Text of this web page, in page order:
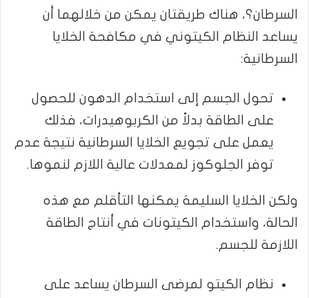
السرطان؟، هناك طريقتان يمكن من خلالهما أن
يساعد النظام الكيتوني في مكافحة الخلايا
السرطانية:
تحول الجسم إلى استخدام الدهون للحصول
على الطاقة بدلاً من الكربوهيدرات، فذلك
يعمل على تجويع الخلايا السرطانية نتيجة عدم
توفر الجلوكوز لمعدلات عالية اللازم لنموها.
ولكن الخلايا السليمة يمكنها التأقلم مع هذه
الحالة، واستخدام الكيتونات في أنتاج الطاقة
اللازمة للجسم.
نظام الكيتو لمرضى السرطان يساعد على